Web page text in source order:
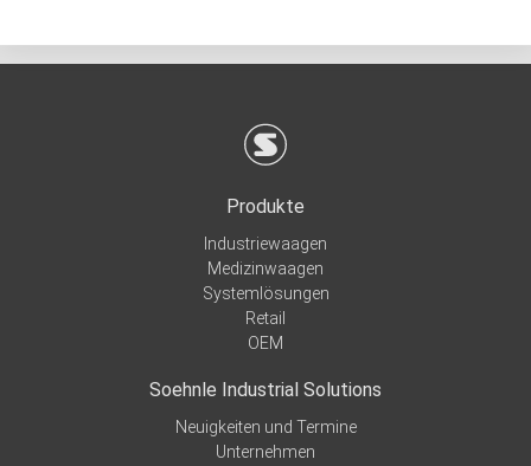
Produkte
Industriewaagen
Medizinwaagen
Systemlösungen
Retail
OEM
Soehnle Industrial Solutions
Neuigkeiten und Termine
Unternehmen